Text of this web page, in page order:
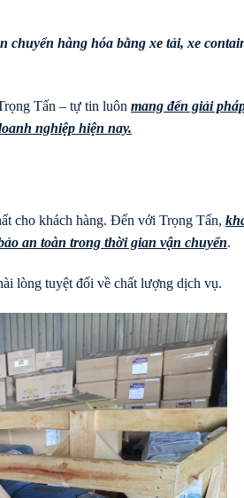
chuyển hàng hóa bằng xe tải, xe
Tấn – tự tin luôn mang đến giải
nghiệp hiện nay.
cho khách hàng. Đến với Trọng Tấn,
an toàn trong thời gian vận chuyển.
lòng tuyệt đối về chất lượng dịch vụ.